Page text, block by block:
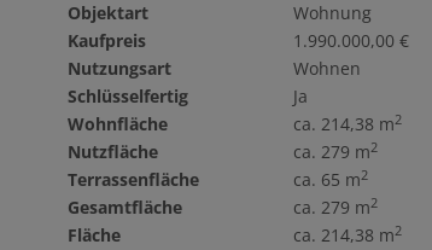
Objektart
Wohnung
Kaufpreis
1.990.000,00 €
Nutzungsart
Wohnen
Schlüsselfertig
Ja
Wohnfläche
ca. 214,38 m2
Nutzfläche ca. 279 m2
Terrassenfläche ca. 65 m2
Gesamtfläche ca. 279 m2
Fläche ca. 214,38 m2